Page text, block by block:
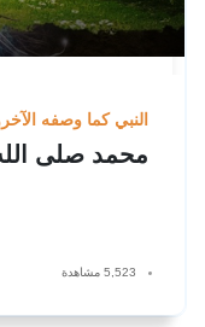
النبي كما وصفه
محمد صلى
5,523 مشاهدة